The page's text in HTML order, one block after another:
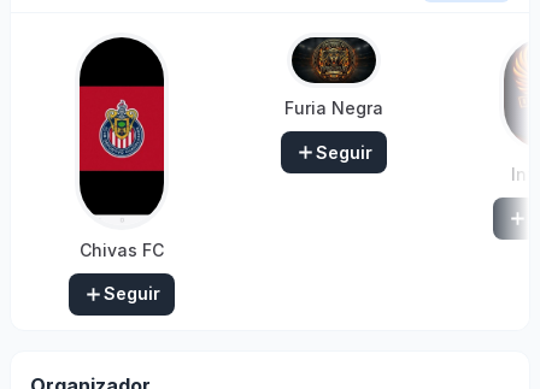
Chivas FC
Seguir
Furia Negra
Seguir